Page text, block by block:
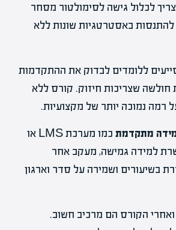
לכלול גישה לסימולטור מסחר
להתנסות באסטרטגיות שונות ללא
ללומדים לבדוק את ההתקדמות
חולשה שצריכות חיזוק. קורס ללא
רמה נמוכה יותר של מקצועיות.
מתקדמת
כמו מערכת LMS או
למידה גמישה, מעקב אחר
בשיעורים ושמירה על סדר וארגון
הקורס הם מרכיב חשוב.